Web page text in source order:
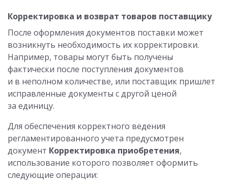
Корректировка и возврат товаров поставщику
После оформления документов поставки может
возникнуть необходимость их корректировки.
Например, товары могут быть получены
фактически после поступления документов
и в неполном количестве, или поставщик пришлет
исправленные документы с другой ценой
за единицу.
Для обеспечения корректного ведения
регламентированного учета предусмотрен
документ Корректировка приобретения,
использование которого позволяет оформить
следующие операции: